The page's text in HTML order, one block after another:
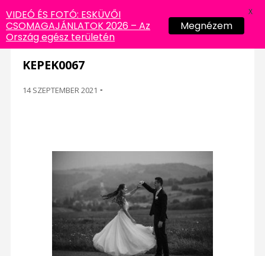
KEPEK0067
14 SZEPTEMBER 2021 -
VIDEÓ ÉS FOTÓ: ESKÜVŐI
CSOMAGAJÁNLATOK 2026 – Az
Ország egész területén
Megnézem
X